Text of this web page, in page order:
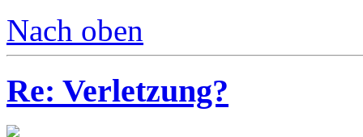
Nach oben
Re: Verletzung?